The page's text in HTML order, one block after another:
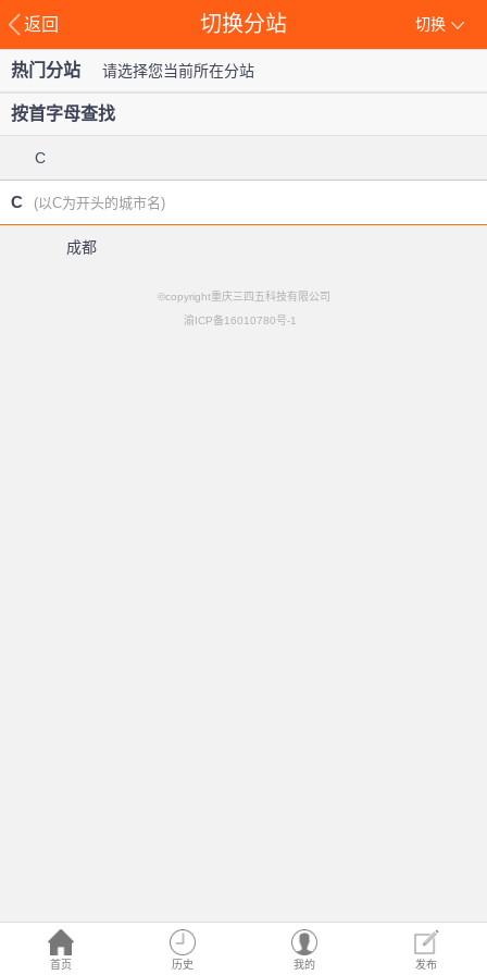
返回 切换
切换分站
首页 历史 我的 发布
热门分站 请选择您当前所在分站
按首字母查找
C
C (以C为开头的城市名)
成都
©copyright重庆三四五科技有限公司
渝ICP备16010780号-1